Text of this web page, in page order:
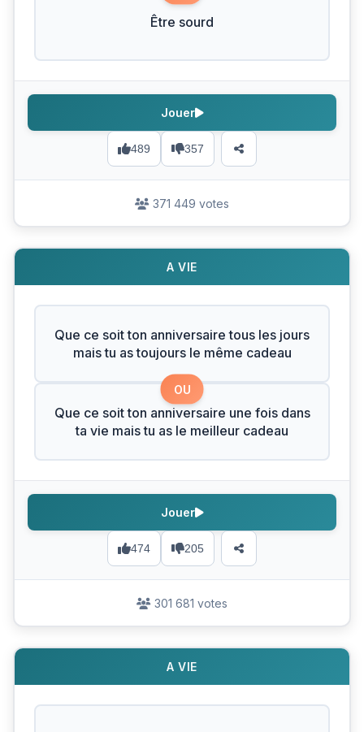
Être sourd
489 357
Jouer
371 449 votes
A VIE
Que ce soit ton anniversaire tous les jours
mais tu as toujours le même cadeau
OU
Que ce soit ton anniversaire une fois dans
ta vie mais tu as le meilleur cadeau
474 205
Jouer
301 681 votes
A VIE